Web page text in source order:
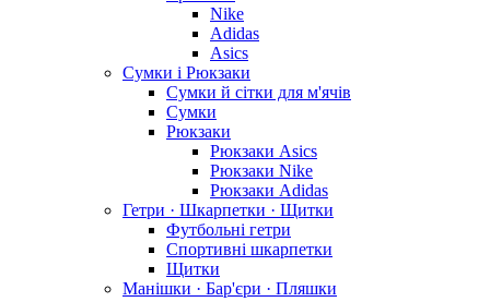
Nike
Adidas
Asics
Сумки і Рюкзаки
Сумки й сітки для м'ячів
Сумки
Рюкзаки
Рюкзаки Asics
Рюкзаки Nike
Рюкзаки Adidas
Гетри · Шкарпетки · Щитки
Футбольні гетри
Спортивні шкарпетки
Щитки
Манішки · Бар'єри · Пляшки